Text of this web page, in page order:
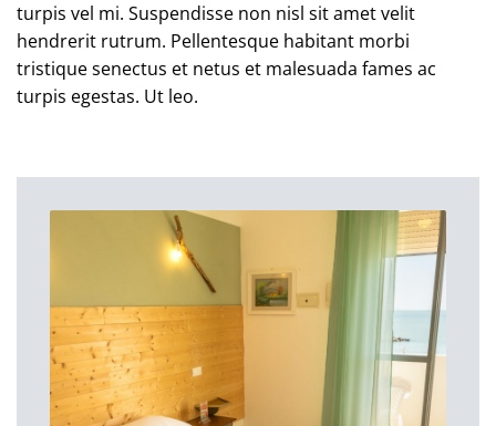
turpis vel mi. Suspendisse non nisl sit amet velit
hendrerit rutrum. Pellentesque habitant morbi
tristique senectus et netus et malesuada fames ac
turpis egestas. Ut leo.